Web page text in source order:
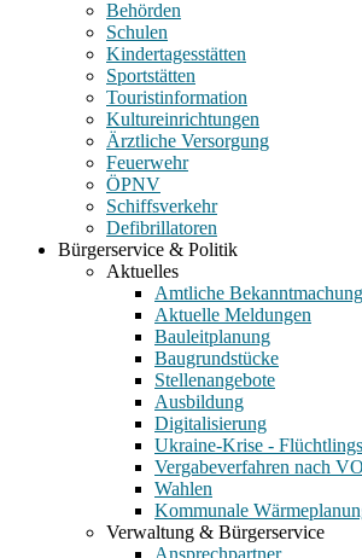
Behörden
Schulen
Kindertagesstätten
Sportstätten
Touristinformation
Kultureinrichtungen
Ärztliche Versorgung
Feuerwehr
ÖPNV
Schiffsverkehr
Defibrillatoren
Bürgerservice & Politik
Aktuelles
Amtliche
Aktuelle Meldungen
Bauleitplanung
Baugrundstücke
Stellenangebote
Ausbildung
Digitalisierung
Ukraine-Krise -
Vergabeverfahren nach
Wahlen
Kommunale
Verwaltung & Bürgerservice